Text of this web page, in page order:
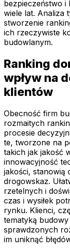
bezpieczeństwo
wiele lat. Analiza
stworzenie
ich rzeczywiste
budowlanym.
Ranking
wpływ na
klientów
Obecność firm
rozmaitych
procesie
te, tworzone na
takich jak jakość
innowacyjność
jakości, stanowią
drogowskaz.
rzetelnych i
czas i wysiłek
rynku. Klienci,
tematyką
sprawdzonych
im uniknąć